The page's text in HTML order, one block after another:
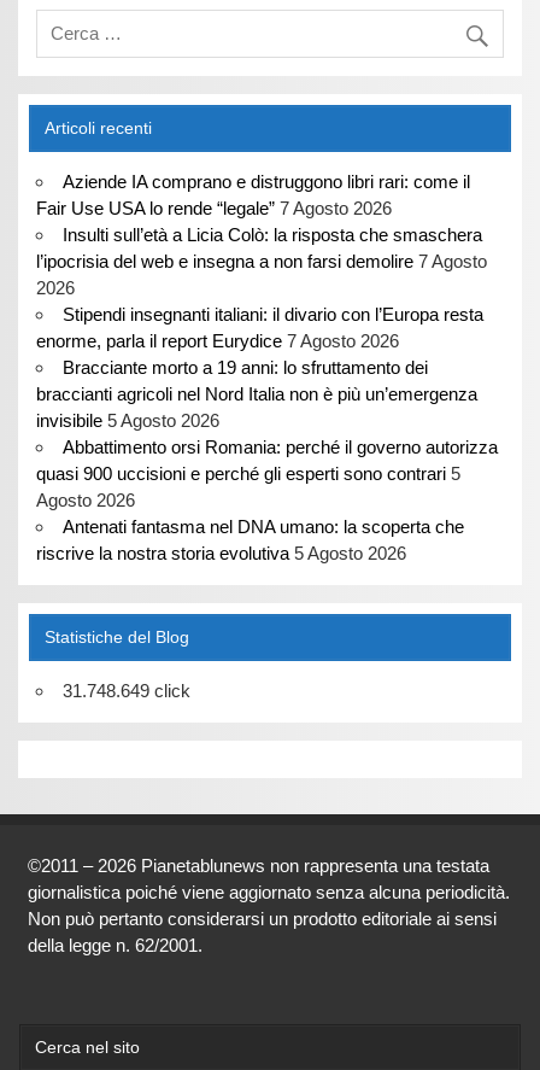
Articoli recenti
Aziende IA comprano e distruggono libri rari: come il
Fair Use USA lo rende “legale” 7 Agosto 2026
Insulti sull’età a Licia Colò: la risposta che smaschera
l’ipocrisia del web e insegna a non farsi demolire 7 Agosto
2026
Stipendi insegnanti italiani: il divario con l’Europa resta
enorme, parla il report Eurydice 7 Agosto 2026
Bracciante morto a 19 anni: lo sfruttamento dei
braccianti agricoli nel Nord Italia non è più un’emergenza
invisibile 5 Agosto 2026
Abbattimento orsi Romania: perché il governo autorizza
quasi 900 uccisioni e perché gli esperti sono contrari 5
Agosto 2026
Antenati fantasma nel DNA umano: la scoperta che
riscrive la nostra storia evolutiva 5 Agosto 2026
Statistiche del Blog
31.748.649 click
©2011 – 2026 Pianetablunews non rappresenta una testata
giornalistica poiché viene aggiornato senza alcuna periodicità.
Non può pertanto considerarsi un prodotto editoriale ai sensi
della legge n. 62/2001.
Cerca nel sito